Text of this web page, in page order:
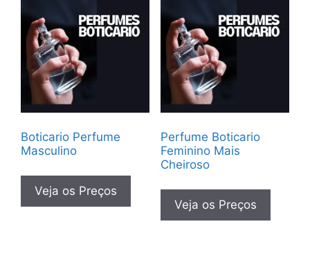
Boticario Perfume
Masculino
Veja os Preços
Perfume Boticario
Feminino Mais
Cheiroso
Veja os Preços